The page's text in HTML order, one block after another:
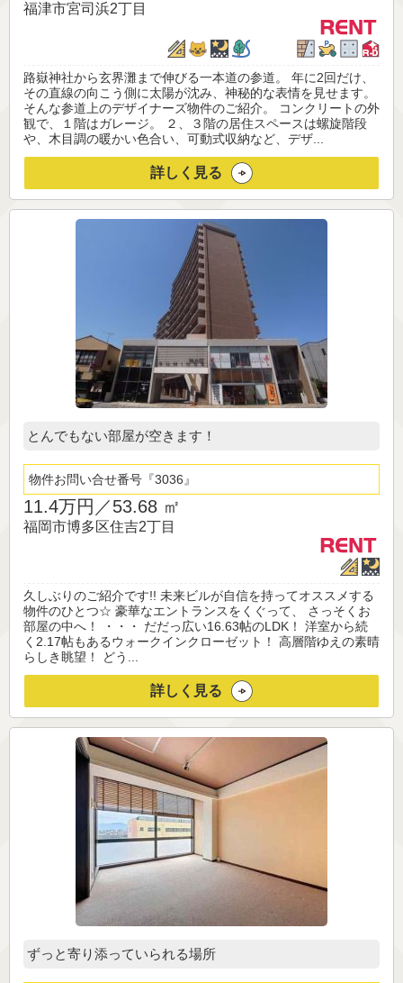
福津市宮司浜2丁目
路嶽神社から玄界灘まで伸びる一本道の参道。 年に2回だけ、
その直線の向こう側に太陽が沈み、神秘的な表情を見せます。
そんな参道上のデザイナーズ物件のご紹介。 コンクリートの外
観で、１階はガレージ。 ２、３階の居住スペースは螺旋階段
や、木目調の暖かい色合い、可動式収納など、デザ...
詳しく見る
とんでもない部屋が空きます！
物件お問い合せ番号 3036
11.4万円／53.68 ㎡
福岡市博多区住吉2丁目
久しぶりのご紹介です!! 未来ビルが自信を持ってオススメする
物件のひとつ☆ 豪華なエントランスをくぐって、 さっそくお
部屋の中へ！ ・・・ だだっ広い16.63帖のLDK！ 洋室から続
く2.17帖もあるウォークインクローゼット！ 高層階ゆえの素晴
らしき眺望！ どう...
詳しく見る
ずっと寄り添っていられる場所